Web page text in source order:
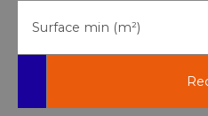
Surface min (m²)